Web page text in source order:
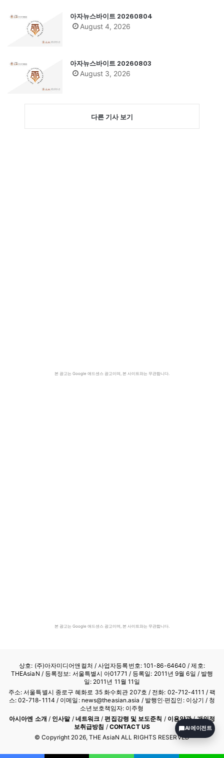
아자뉴스바이트 20260804
August 4, 2026
아자뉴스바이트 20260803
August 3, 2026
다른 기사 보기
본 광고는 Google 애드센스 광고이며, 본 사이트와는 무관합니다.
본 광고는 Google 애드센스 광고이며, 본 사이트와는 무관합니다.
상호: (주)아자미디어앤컬처 /사업자등록번호: 101-86-64640 / 제호:
THEAsiaN / 등록정보: 서울특별시 아01771 / 등록일: 2011년 9월 6일 / 발행
일: 2011년 11월 11일
주소: 서울특별시 종로구 혜화로 35 화수회관 207호 / 전화: 02-712-4111 / 팩
스: 02-718-1114 / 이메일: news@theasian.asia / 발행인·편집인: 이상기 / 청
소년보호책임자: 이주형
아시아엔 소개 / 인사말/ 네트워크 /편집강령 및 보도준칙 / 이용약관/개인정
보취급방침 / CONTACT US
© Copyright 2026, THE AsiaN ALL RIGHTS RESERVED
AI 에이전트